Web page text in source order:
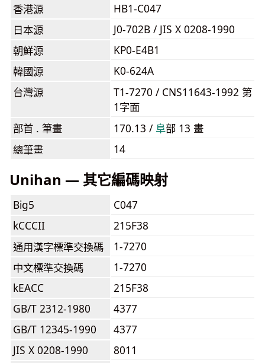
香港源
HB1-C047
日本源
J0-702B / JIS X 0208-1990
朝鮮源
KP0-E4B1
韓國源
K0-624A
台灣源
T1-7270 / CNS11643-1992 第
1字面
部首 . 筆畫
170.13 / ⾩部 13 畫
總筆畫
14
Unihan — 其它編碼映射
Big5
C047
kCCCII
215F38
通用漢字標準交換碼
1-7270
中文標準交換碼
1-7270
kEACC
215F38
GB/T 2312-1980
4377
GB/T 12345-1990
4377
JIS X 0208-1990
8011